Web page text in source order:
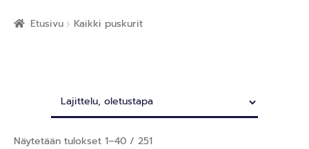
Etusivu Kaikki puskurit
Näytetään tulokset 1–40 / 251